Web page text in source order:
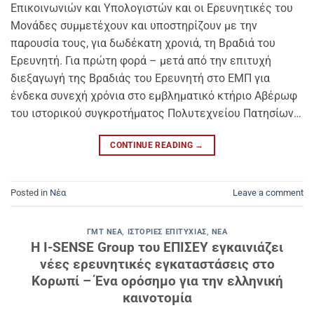
Επικοινωνιών και Υπολογιστών και οι Ερευνητικές του
Μονάδες συμμετέχουν και υποστηρίζουν με την
παρουσία τους, για δωδέκατη χρονιά, τη Βραδιά του
Ερευνητή. Για πρώτη φορά – μετά από την επιτυχή
διεξαγωγή της Βραδιάς του Ερευνητή στο ΕΜΠ για
ένδεκα συνεχή χρόνια στο εμβληματικό κτήριο Αβέρωφ
του ιστορικού συγκροτήματος Πολυτεχνείου Πατησίων…
CONTINUE READING →
Posted in Νέα Leave a comment
ΓΜΤ ΝΈΑ, ΙΣΤΟΡΊΕΣ ΕΠΙΤΥΧΊΑΣ, ΝΈΑ
Η I-SENSE Group του ΕΠΙΣΕΥ εγκαινιάζει
νέες ερευνητικές εγκαταστάσεις στο
Κορωπί – Ένα ορόσημο για την ελληνική
καινοτομία